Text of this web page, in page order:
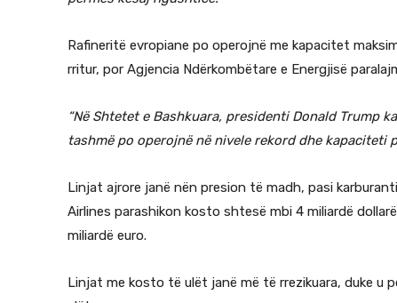
Rafineritë evropiane po operojnë me kapacitet
rritur, por Agjencia Ndërkombëtare e Energjisë
“Në Shtetet e Bashkuara, presidenti Donald Trump
tashmë po operojnë në nivele rekord dhe kapaciteti
Linjat ajrore janë nën presion të madh, pasi
Airlines parashikon kosto shtesë mbi 4 miliardë
miliardë euro.
Linjat me kosto të ulët janë më të rrezikuara, duke u